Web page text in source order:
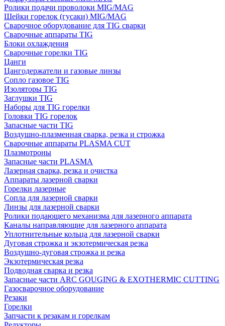
Ролики подачи проволоки MIG/MAG
Шейки горелок (гусаки) MIG/MAG
Сварочное оборудование для TIG сварки
Сварочные аппараты TIG
Блоки охлаждения
Сварочные горелки TIG
Цанги
Цангодержатели и газовые линзы
Сопло газовое TIG
Изоляторы TIG
Заглушки TIG
Наборы для TIG горелки
Головки TIG горелок
Запасные части TIG
Воздушно-плазменная сварка, резка и строжка
Сварочные аппараты PLASMA CUT
Плазмотроны
Запасные части PLASMA
Лазерная сварка, резка и очистка
Аппараты лазерной сварки
Горелки лазерные
Сопла для лазерной сварки
Линзы для лазерной сварки
Ролики подающего механизма для лазерного аппарата
Каналы направляющие для лазерного аппарата
Уплотнительные кольца для лазерной сварки
Дуговая строжка и экзотермическая резка
Воздушно-дуговая строжка и резка
Экзотермическая резка
Подводная сварка и резка
Запасные части ARC GOUGING & EXOTHERMIC CUTTING
Газосварочное оборудование
Резаки
Горелки
Запчасти к резакам и горелкам